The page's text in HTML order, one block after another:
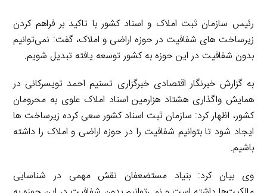
رئیس سازمان ثبت املاک و اسناد کشور با تاکید بر فراهم کردن
زیرساخت های شفافیت در حوزه اراضی و املاک، گفت: نمی‌توانیم
بدون شفافیت در این حوزه به کشور توسعه یافته تبدیل شویم.
به گزارش خبرنگار اقتصادی خبرگزاری تسنیم احمد تویسرکانی در
همایش واگذاری هشتاد هزارمین اسناد املاک علوی به محرومان
کشور، اظهار کرد: سازمان ثبت اسناد کشور سعی کرده زیرساخت ها
ایجاد شود تا بتوانیم شفافیت را در حوزه اراضی و املاک را داشته
باشیم.
وی بیان کرد: بنیاد مستضعفان نقش مهمی در شناسایی